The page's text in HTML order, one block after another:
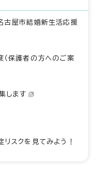
古屋市結婚新生活応援
（保護者の方へのご案
します
スクを見てみよう！